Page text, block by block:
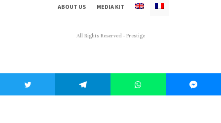
ABOUT US MEDIA KIT
All Rights Reserved - Prestige